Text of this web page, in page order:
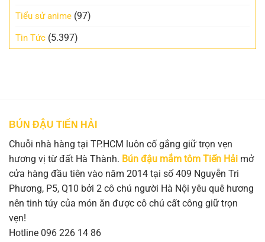
Tiểu sử anime (97)
Tin Tức (5.397)
BÚN ĐẬU TIẾN HẢI
Chuỗi nhà hàng tại TP.HCM luôn cố gắng giữ trọn vẹn
hương vị từ đất Hà Thành. Bún đậu mắm tôm Tiến Hải mở
cửa hàng đầu tiên vào năm 2014 tại số 409 Nguyễn Tri
Phương, P5, Q10 bởi 2 cô chú người Hà Nội yêu quê hương
nên tinh túy của món ăn được cô chú cất công giữ trọn
vẹn!
Hotline 096 226 14 86